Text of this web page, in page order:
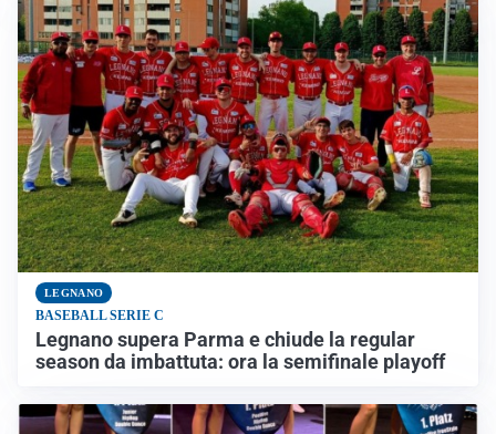
LEGNANO
BASEBALL SERIE C
Legnano supera Parma e chiude la regular
season da imbattuta: ora la semifinale playoff